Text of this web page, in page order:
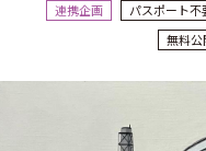
連携企画 パスポート不
無料公